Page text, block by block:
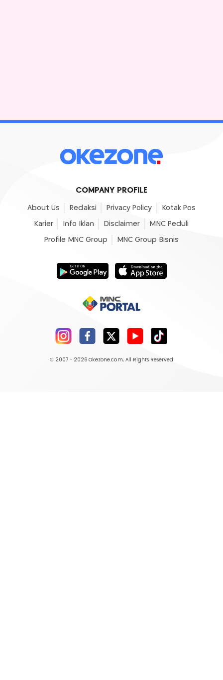
COMPANY PROFILE
About Us Redaksi Privacy Policy Kotak Pos
Karier Info Iklan Disclaimer MNC Peduli
Profile MNC Group MNC Group Bisnis
© 2007 - 2026 Okezone.com, All Rights Reserved